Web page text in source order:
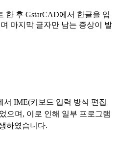
한 후 GstarCAD에서 한글을 입
마지막 글자만 남는 증상이 발
서 IME(키보드 입력 방식 편집
으며, 이로 인해 일부 프로그램
하였습니다.